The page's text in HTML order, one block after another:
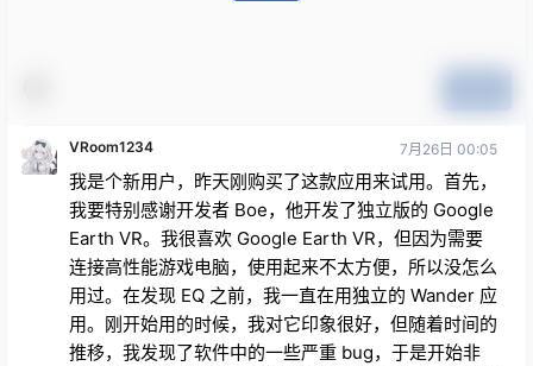
VRoom1234 7月26日 00:05
我是个新用户，昨天刚购买了这款应用来试用。首先，
我要特别感谢开发者 Boe，他开发了独立版的 Google
Earth VR。我很喜欢 Google Earth VR，但因为需要
连接高性能游戏电脑，使用起来不太方便，所以没怎么
用过。在发现 EQ 之前，我一直在用独立的 Wander 应
用。刚开始用的时候，我对它印象很好，但随着时间的
推移，我发现了软件中的一些严重 bug，于是开始非